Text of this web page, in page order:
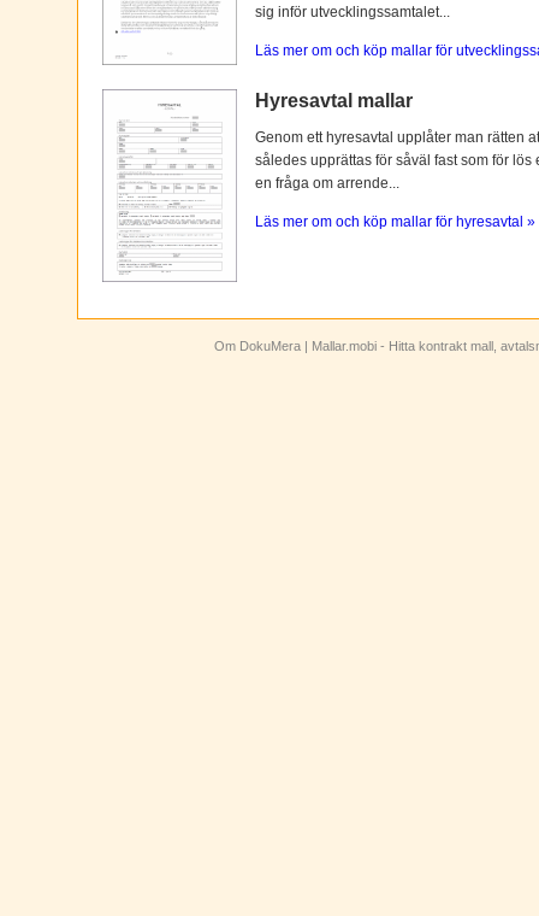
sig inför utvecklingssamtalet...
Läs mer om och köp mallar för
Hyresavtal mallar
Genom ett hyresavtal upplåter man rätten
således upprättas för såväl fast som för
en fråga om arrende...
Läs mer om och köp mallar för hyresavtal »
Om DokuMera | Mallar.mobi - Hitta kontrakt mall,